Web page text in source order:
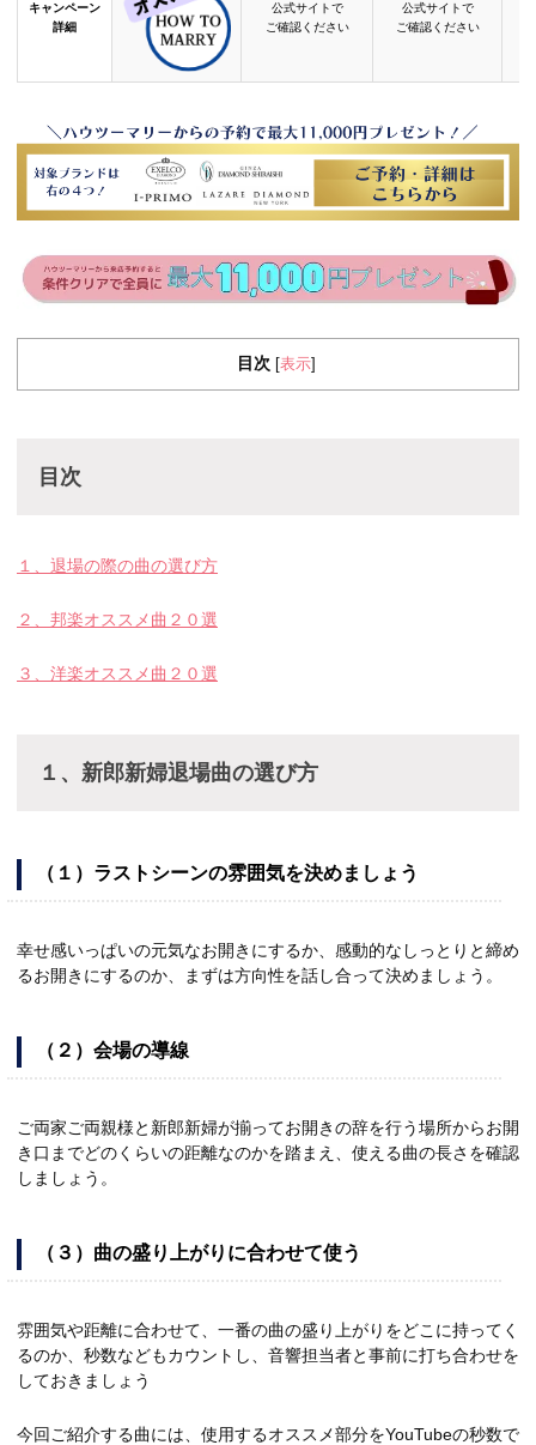
キャンペーン
詳細
公式サイトで
ご確認ください
公式サイトで
ご確認ください
目次 [表示]
目次
１、退場の際の曲の選び方
２、邦楽オススメ曲２０選
３、洋楽オススメ曲２０選
１、新郎新婦退場曲の選び方
（１）ラストシーンの雰囲気を決めましょう
幸せ感いっぱいの元気なお開きにするか、感動的なしっとりと締め
るお開きにするのか、まずは方向性を話し合って決めましょう。
（２）会場の導線
ご両家ご両親様と新郎新婦が揃ってお開きの辞を行う場所からお開
き口までどのくらいの距離なのかを踏まえ、使える曲の長さを確認
しましょう。
（３）曲の盛り上がりに合わせて使う
雰囲気や距離に合わせて、一番の曲の盛り上がりをどこに持ってく
るのか、秒数などもカウントし、音響担当者と事前に打ち合わせを
しておきましょう
今回ご紹介する曲には、使用するオススメ部分をYouTubeの秒数で